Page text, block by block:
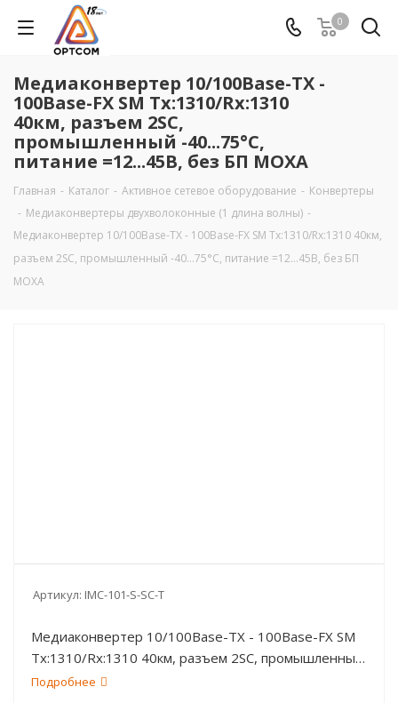
0
Медиаконвертер 10/100Base-TX -
100Base-FX SM Tx:1310/Rx:1310
40км, разъем 2SC,
промышленный -40...75°C,
питание =12...45В, без БП MOXA
Главная - Каталог - Активное сетевое оборудование - Конвертеры
- Медиаконвертеры двухволоконные (1 длина волны) -
Медиаконвертер 10/100Base-TX - 100Base-FX SM Tx:1310/Rx:1310 40км,
разъем 2SC, промышленный -40...75°C, питание =12...45В, без БП
MOXA
Артикул: IMC-101-S-SC-T
Медиаконвертер 10/100Base-TX - 100Base-FX SM
Tx:1310/Rx:1310 40км, разъем 2SC, промышленный
-40...75°C, питание =12...45В, без БП MOXA
Подробнее